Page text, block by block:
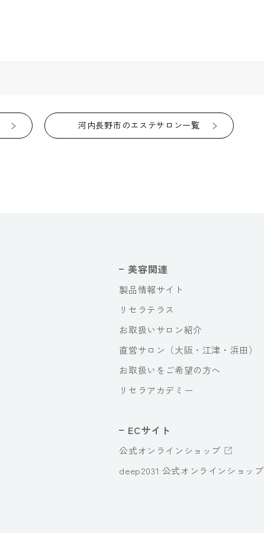
河内長野市のエステサロン一覧
美容関連
製品情報サイト
リセラテラス
お取扱いサロン紹介
直営サロン（大阪・江津・浜田）
お取扱いをご希望の方へ
リセラアカデミー
ECサイト
公式オンラインショップ
deep2031 公式オンラインショップ